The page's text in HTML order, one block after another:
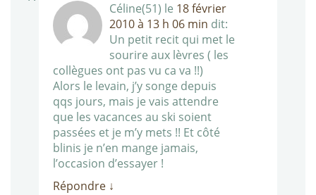
Céline(51) le 18 février
2010 à 13 h 06 min dit:
Un petit recit qui met le
sourire aux lèvres ( les
collègues ont pas vu ca va !!)
Alors le levain, j’y songe depuis
qqs jours, mais je vais attendre
que les vacances au ski soient
passées et je m’y mets !! Et côté
blinis je n’en mange jamais,
l’occasion d’essayer !
Répondre ↓